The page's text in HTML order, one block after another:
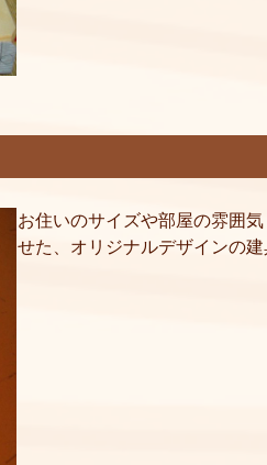
お住いのサイズや部屋の雰囲
せた、オリジナルデザインの建